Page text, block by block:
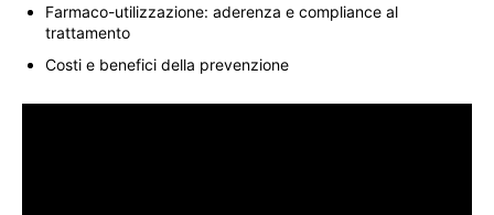
Farmaco-utilizzazione: aderenza e compliance al
trattamento
Costi e benefici della prevenzione